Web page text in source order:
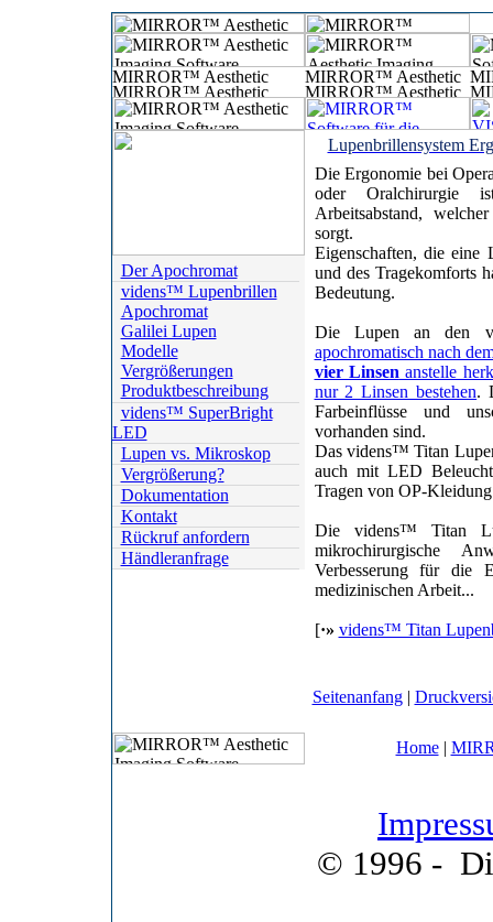
Der Apochromat
videns™ Lupenbrillen
Apochromat
Galilei Lupen
Modelle
Vergrößerungen
Produktbeschreibung
videns™ SuperBright
LED
Lupen vs. Mikroskop
Vergrößerung?
Dokumentation
Kontakt
Rückruf anfordern
Händleranfrage
Lupenbrillensystem
Die Ergonomie bei
oder Oralchirurgie
Arbeitsabstand,
sorgt.
Eigenschaften, die eine
und des Tragekomforts
Bedeutung.
Die Lupen an den
apochromatisch nach
vier Linsen anstelle
nur 2 Linsen bestehen.
Farbeinflüsse und
vorhanden sind.
Das videns™ Titan
auch mit LED
Tragen von OP-
Die videns™ Titan
mikrochirurgische
Verbesserung für die
medizinischen Arbeit...
[·» videns™ Titan
Seitenanfang|
Home|
© 1996 -